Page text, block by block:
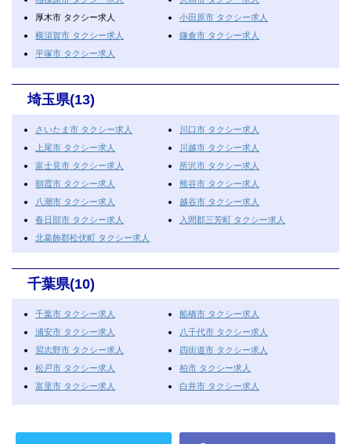
厚木市 タクシー求人
小田原市 タクシー求人
横須賀市 タクシー求人
鎌倉市 タクシー求人
平塚市 タクシー求人
埼玉県(13)
さいたま市 タクシー求人
川口市 タクシー求人
上尾市 タクシー求人
川越市 タクシー求人
富士見市 タクシー求人
所沢市 タクシー求人
朝霞市 タクシー求人
熊谷市 タクシー求人
八潮市 タクシー求人
越谷市 タクシー求人
春日部市 タクシー求人
入間郡三芳町 タクシー求人
北葛飾郡松伏町 タクシー求人
千葉県(10)
千葉市 タクシー求人
船橋市 タクシー求人
浦安市 タクシー求人
八千代市 タクシー求人
習志野市 タクシー求人
四街道市 タクシー求人
松戸市 タクシー求人
柏市 タクシー求人
富里市 タクシー求人
白井市 タクシー求人